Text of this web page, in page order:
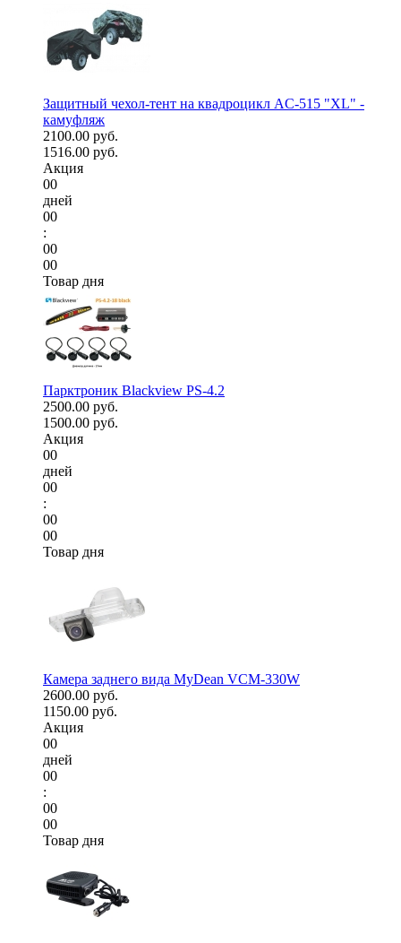
Защитный чехол-тент на квадроцикл AC-515 "XL" -
камуфляж
2100.00 руб.
1516.00 руб.
Акция
00
дней
00
:
00
00
Товар дня
Парктроник Blackview PS-4.2
2500.00 руб.
1500.00 руб.
Акция
00
дней
00
:
00
00
Товар дня
Камера заднего вида MyDean VCM-330W
2600.00 руб.
1150.00 руб.
Акция
00
дней
00
:
00
00
Товар дня